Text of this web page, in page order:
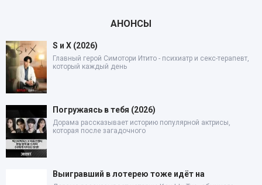
АНОНСЫ
S и X (2026)
Главный герой Симотори Итито - психиатр и секс-терапевт,
который каждый день
Погружаясь в тебя (2026)
Дорама рассказывает историю популярной актрисы,
которая после загадочного
Выигравший в лотерею тоже идёт на